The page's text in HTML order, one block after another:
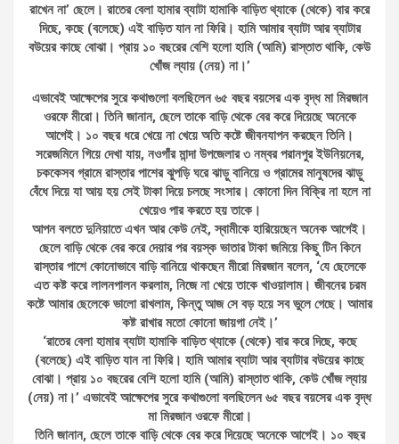
রাখেন না’ ছেলে। রাতের বেলা হামার ব্যাটা হামাকি বাড়িত থ্যাকে (থেকে) বার করে
দিছে, কছে (বলেছে) এই বাড়িত যান না ফিরি। হামি আমার ব্যাটা আর ব্যাটার
বউয়ের কাছে বোঝা। প্রায় ১০ বছরের বেশি হলো হামি (আমি) রাস্তাত থাকি, কেউ
খোঁজ ল্যায় (নেয়) না।’
এভাবেই আক্ষেপের সুরে কথাগুলো বলছিলেন ৬৫ বছর বয়সের এক বৃদ্ধ মা মিরজান
ওরফে মীরো। তিনি জানান, ছেলে তাকে বাড়ি থেকে বের করে দিয়েছে অনেকে
আগেই। ১০ বছর ধরে খেয়ে না খেয়ে অতি কষ্টে জীবনযাপন করছেন তিনি।
সরেজমিনে গিয়ে দেখা যায়, নওগাঁর মান্দা উপজেলার ৩ নম্বর পরানপুর ইউনিয়নের,
চককেসব গ্রামে রাস্তার পাশের ঝুপড়ি ঘরে ঝাড়ু বানিয়ে ও গ্রামের মানুষদের ঝাড়ু
বেঁধে দিয়ে যা আয় হয় সেই টাকা দিয়ে চলছে সংসার। কোনো দিন বিক্রি না হলে না
খেয়েও পার করতে হয় তাকে।
আপন বলতে দুনিয়াতে এখন আর কেউ নেই, স্বামীকে হারিয়েছেন অনেক আগেই।
ছেলে বাড়ি থেকে বের করে দেয়ার পর বয়স্ক ভাতার টাকা জমিয়ে কিছু টিন কিনে
রাস্তার পাশে কোনোভাবে বাড়ি বানিয়ে থাকছেন মীরো মিরজান বলেন, ‘যে ছেলেকে
এত কষ্ট করে লালনপালন করলাম, নিজে না খেয়ে তাকে খাওয়ালাম। জীবনের চরম
কষ্টে আমার ছেলেকে ভালো রাখলাম, কিন্তু আজ সে বড় হয়ে সব ভুলে গেছে। আমার
কষ্ট রাখার মতো কোনো জায়গা নেই।’
‘রাতের বেলা হামার ব্যাটা হামাকি বাড়িত থ্যাকে (থেকে) বার করে দিছে, কছে
(বলেছে) এই বাড়িত যান না ফিরি। হামি আমার ব্যাটা আর ব্যাটার বউয়ের কাছে
বোঝা। প্রায় ১০ বছরের বেশি হলো হামি (আমি) রাস্তাত থাকি, কেউ খোঁজ ল্যায়
(নেয়) না।’ এভাবেই আক্ষেপের সুরে কথাগুলো বলছিলেন ৬৫ বছর বয়সের এক বৃদ্ধ
মা মিরজান ওরফে মীরো।
তিনি জানান, ছেলে তাকে বাড়ি থেকে বের করে দিয়েছে অনেকে আগেই। ১০ বছর